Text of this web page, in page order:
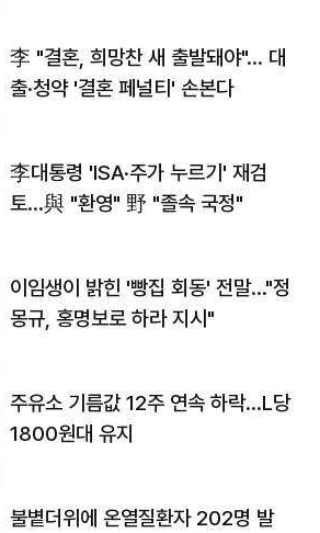
李 "결혼, 희망찬 새 출발돼야"… 대
출·청약 '결혼 페널티' 손본다
李대통령 'ISA·주가 누르기' 재검
토…與 "환영" 野 "졸속 국정"
이임생이 밝힌 '빵집 회동' 전말…"정
몽규, 홍명보로 하라 지시"
주유소 기름값 12주 연속 하락…L당
1800원대 유지
불볕더위에 온열질환자 202명 발